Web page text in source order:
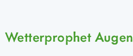
Wetterprophet